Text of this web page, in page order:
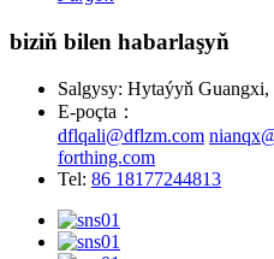
biziň bilen habarlaşyň
Salgysy: Hytaýyň
E-poçta：
dflqali@dflzm.com
forthing.com
Tel: 86 18177244813